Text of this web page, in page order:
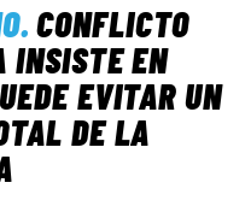
. CONFLICTO
INSISTE EN
EVITAR UN
DE LA